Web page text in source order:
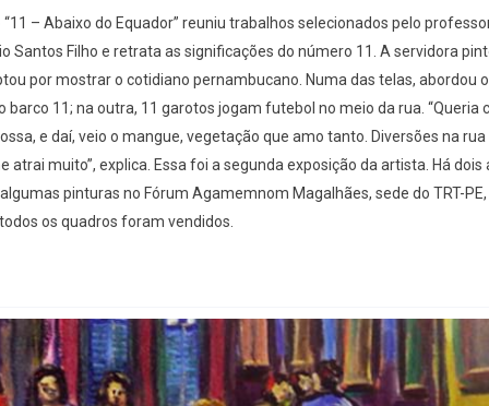
– Abaixo do Equador” reuniu trabalhos selecionados pelo
Santos Filho e retrata as significações do número 11. A servidora
por mostrar o cotidiano pernambucano. Numa das telas, abordou
barco 11; na outra, 11 garotos jogam futebol no meio da rua. “Queria
e daí, veio o mangue, vegetação que amo tanto. Diversões na
atrai muito”, explica. Essa foi a segunda exposição da artista. Há dois
pinturas no Fórum Agamemnom Magalhães, sede do TRT-
os quadros foram vendidos.